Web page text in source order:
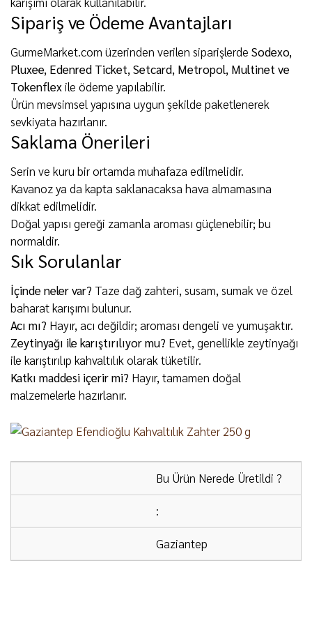
Sipariş ve Ödeme Avantajları
GurmeMarket.com üzerinden verilen siparişlerde Sodexo,
Pluxee, Edenred Ticket, Setcard, Metropol, Multinet ve
Tokenflex ile ödeme yapılabilir.
Ürün mevsimsel yapısına uygun şekilde paketlenerek
sevkiyata hazırlanır.
Saklama Önerileri
Serin ve kuru bir ortamda muhafaza edilmelidir.
Kavanoz ya da kapta saklanacaksa hava almamasına
dikkat edilmelidir.
Doğal yapısı gereği zamanla aroması güçlenebilir; bu
normaldir.
Sık Sorulanlar
İçinde neler var? Taze dağ zahteri, susam, sumak ve özel
baharat karışımı bulunur.
Acı mı? Hayır, acı değildir; aroması dengeli ve yumuşaktır.
Zeytinyağı ile karıştırılıyor mu? Evet, genellikle zeytinyağı
ile karıştırılıp kahvaltılık olarak tüketilir.
Katkı maddesi içerir mi? Hayır, tamamen doğal
malzemelerle hazırlanır.
Bu Ürün Nerede Üretildi ?
:
Gaziantep